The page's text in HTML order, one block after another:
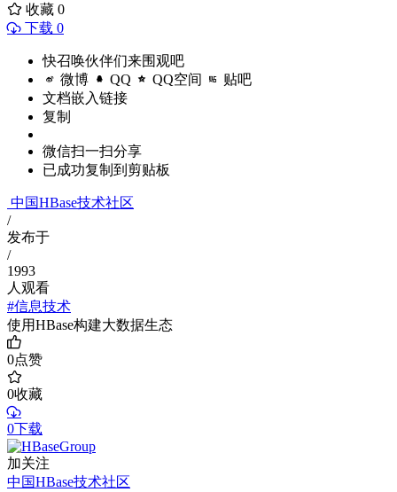
收藏 0
下载 0
快召唤伙伴们来围观吧
微博 QQ QQ空间 贴吧
文档嵌入链接
复制
微信扫一扫分享
已成功复制到剪贴板
中国HBase技术社区
/
发布于
/
1993
人观看
#信息技术
使用HBase构建大数据生态
0点赞
0收藏
0下载
加关注
中国HBase技术社区